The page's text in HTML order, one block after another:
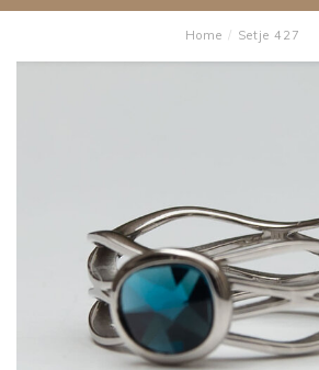
Home / Setje 427